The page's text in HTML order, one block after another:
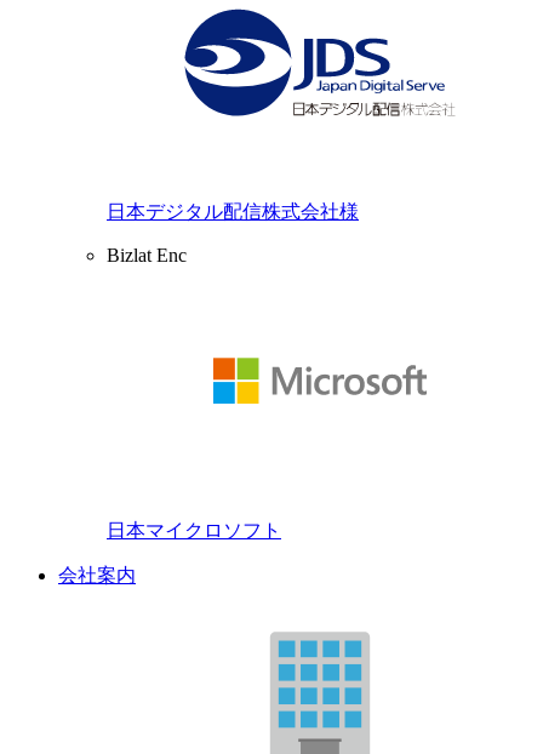
日本デジタル配信株式会社様
Bizlat Enc
日本マイクロソフト
会社案内